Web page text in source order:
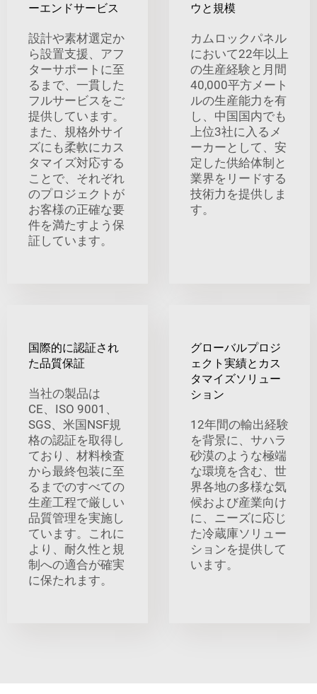
ーエンドサービス
設計や素材選定か
ら設置支援、アフ
ターサポートに至
るまで、一貫した
フルサービスをご
提供しています。
また、規格外サイ
ズにも柔軟にカス
タマイズ対応する
ことで、それぞれ
のプロジェクトが
お客様の正確な要
件を満たすよう保
証しています。
ウと規模
カムロックパネル
において22年以上
の生産経験と月間
40,000平方メート
ルの生産能力を有
し、中国国内でも
上位3社に入るメ
ーカーとして、安
定した供給体制と
業界をリードする
技術力を提供しま
す。
国際的に認証され
た品質保証
当社の製品は
CE、ISO 9001、
SGS、米国NSF規
格の認証を取得し
ており、材料検査
から最終包装に至
るまでのすべての
生産工程で厳しい
品質管理を実施し
ています。これに
より、耐久性と規
制への適合が確実
に保たれます。
グローバルプロジ
ェクト実績とカス
タマイズソリュー
ション
12年間の輸出経験
を背景に、サハラ
砂漠のような極端
な環境を含む、世
界各地の多様な気
候および産業向け
に、ニーズに応じ
た冷蔵庫ソリュー
ションを提供して
います。